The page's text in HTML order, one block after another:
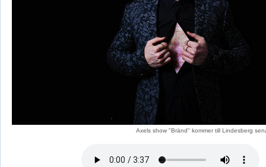
Axels show "Bränd" kommer till Lindesberg